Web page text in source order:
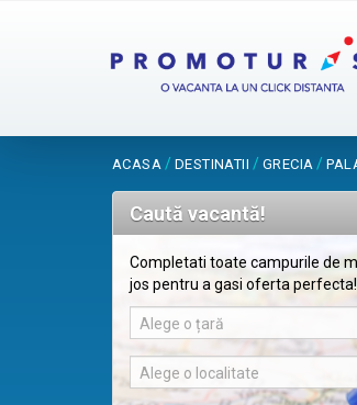
ACASA / DESTINATII / GRECIA /
Caută vacantă!
Completati toate campurile de
jos pentru a gasi oferta perfecta!
Alege o țară
Alege o localitate